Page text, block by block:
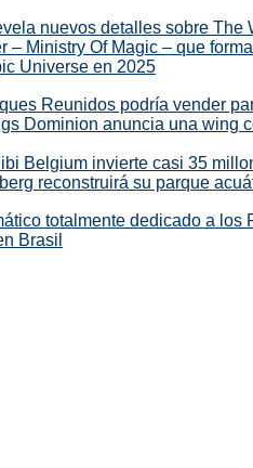
nuevos detalles sobre The
– Ministry Of Magic – que
Universe en 2025
Reunidos podría vender
Dominion anuncia una wing
Belgium invierte casi 35
reconstruirá su parque
totalmente dedicado a los
Brasil